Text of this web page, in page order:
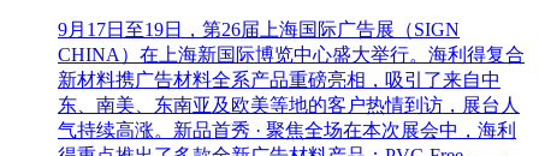
9月17日至19日，第26届上海国际广告展（SIGN
CHINA）在上海新国际博览中心盛大举行。海利得复合
新材料携广告材料全系产品重磅亮相，吸引了来自中
东、南美、东南亚及欧美等地的客户热情到访，展台人
气持续高涨。新品首秀 · 聚焦全场在本次展会中，海利